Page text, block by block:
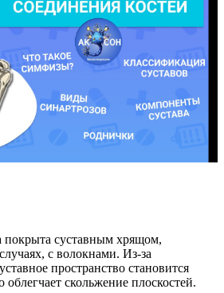
покрыта суставным хрящом,
с волокнами. Из-за
пространство становится
облегчает скольжение плоскостей.